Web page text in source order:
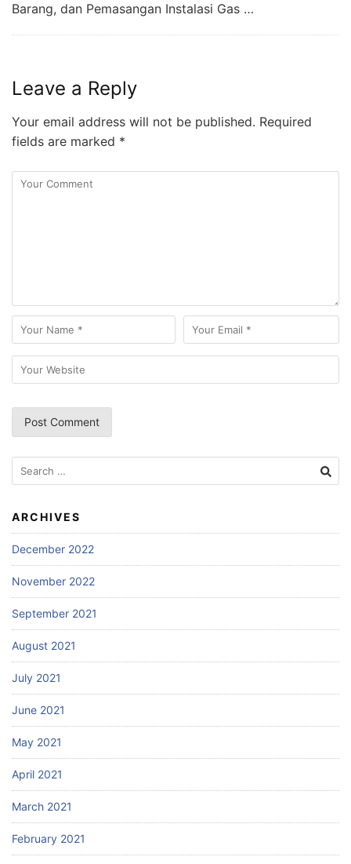
Barang, dan Pemasangan Instalasi Gas …
Leave a Reply
Your email address will not be published. Required
fields are marked *
Search
for:
ARCHIVES
December 2022
November 2022
September 2021
August 2021
July 2021
June 2021
May 2021
April 2021
March 2021
February 2021